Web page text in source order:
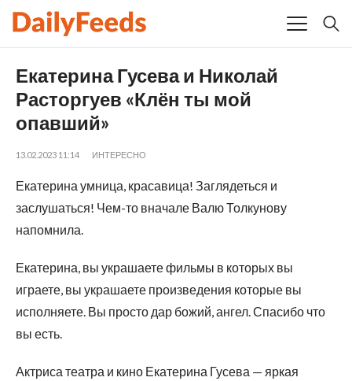
Екатерина Гусева и Николай
Расторгуев «Клён ты мой
опавший»
13.02.2023 11:14 ИНТЕРЕСНО
Екатерина умница, красавица! Заглядеться и
заслушаться! Чем-то вначале Валю Толкунову
напомнила.
Екатерина, вы украшаете фильмы в которых вы
играете, вы украшаете произведения которые вы
исполняете. Вы просто дар божий, ангел. Спасибо что
вы есть.
Актриса театра и кино Екатерина Гусева — яркая